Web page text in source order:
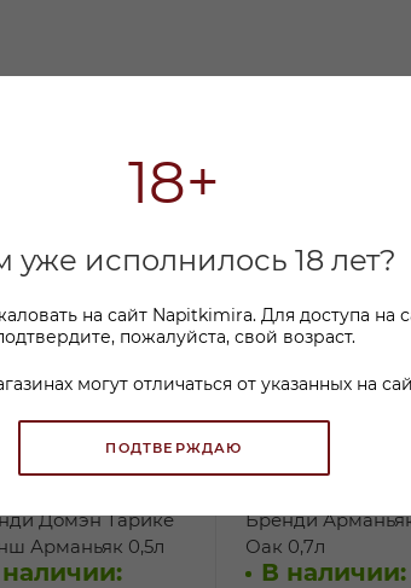
18+
уже исполнилось 18 лет?
на сайт Napitkimira. Для доступа на
пожалуйста, свой возраст.
могут отличаться от указанных на
ПОДТВЕРЖДАЮ
Домэн Тарике
Арманьяк 0,5л
Бренди
Оак 0,7л
В наличии: